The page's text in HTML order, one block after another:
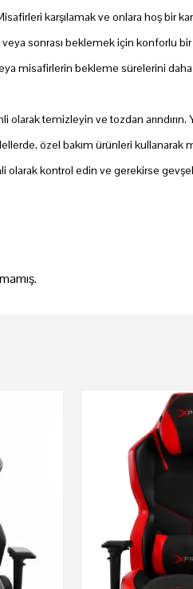
karşılamak ve onlara hoş bir
veya sonrası beklemek için konforlu
misafirlerin bekleme sürelerini
temizleyin ve tozdan
özel bakım ürünleri kullanarak
kontrol edin ve gerekirse gevşek